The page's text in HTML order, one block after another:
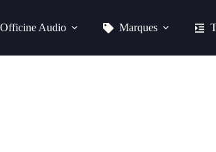
Audio Marques